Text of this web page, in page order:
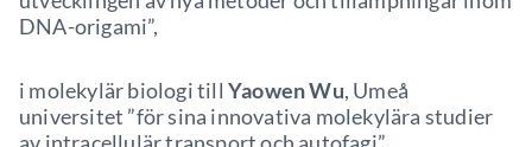
DNA-origami”,
i molekylär biologi till Yaowen Wu, Umeå
universitet ”för sina innovativa molekylära studier